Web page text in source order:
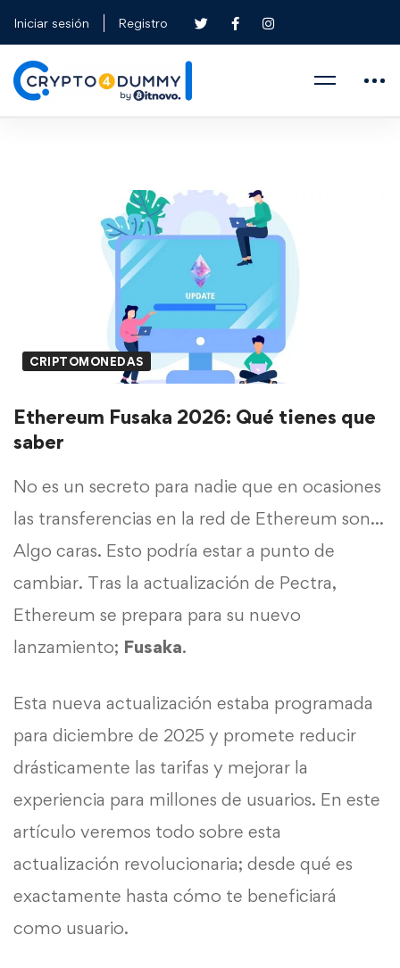
Iniciar sesión Registro
CRIPTOMONEDAS
Ethereum Fusaka 2026: Qué tienes que
saber
No es un secreto para nadie que en ocasiones
las transferencias en la red de Ethereum son…
Algo caras. Esto podría estar a punto de
cambiar. Tras la actualización de Pectra,
Ethereum se prepara para su nuevo
lanzamiento; Fusaka.
Esta nueva actualización estaba programada
para diciembre de 2025 y promete reducir
drásticamente las tarifas y mejorar la
experiencia para millones de usuarios. En este
artículo veremos todo sobre esta
actualización revolucionaria; desde qué es
exactamente hasta cómo te beneficiará
como usuario.